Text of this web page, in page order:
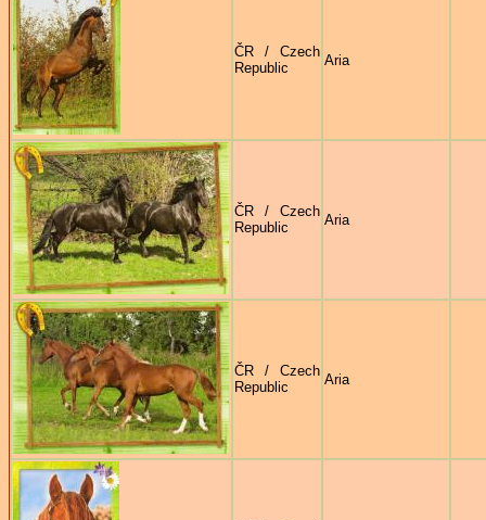
ČR / Czech
Republic
Aria
ČR / Czech
Republic
Aria
ČR / Czech
Republic
Aria